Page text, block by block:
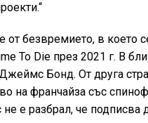
от безвремието, в което
To Die през 2021 г. В
Бонд. От друга
на франчайза със
е разбрал, че подписва